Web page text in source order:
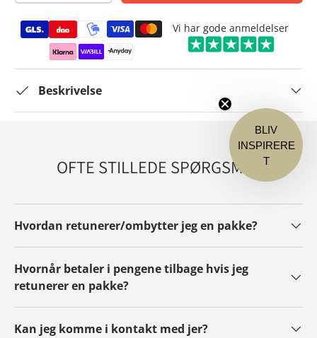
Betalingsmetoder Vi har gode anmeldelser
Beskrivelse
OFTE STILLEDE SPØRGSMÅL
Hvordan retunerer/ombytter jeg en pakke?
Hvornår betaler i pengene tilbage hvis jeg
retunerer en pakke?
Kan jeg komme i kontakt med jer?
BLIV
INSPIRERE